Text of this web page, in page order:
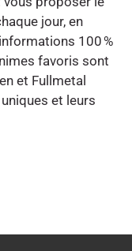
jour, en
100 %
favoris sont
et Fullmetal
et leurs